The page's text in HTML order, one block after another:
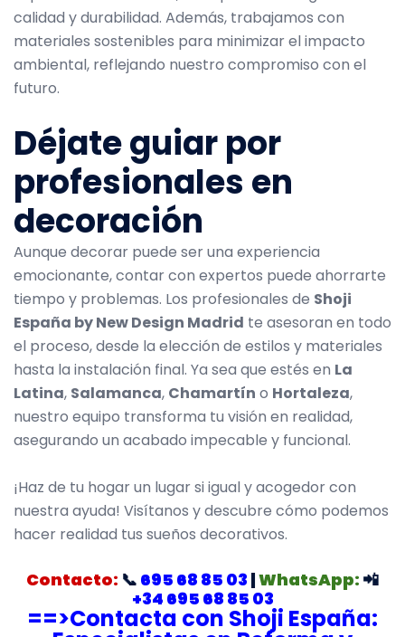
calidad y durabilidad. Además, trabajamos con
materiales sostenibles para minimizar el impacto
ambiental, reflejando nuestro compromiso con el
futuro.
Déjate guiar por
profesionales en
decoración
Aunque decorar puede ser una experiencia
emocionante, contar con expertos puede ahorrarte
tiempo y problemas. Los profesionales de Shoji
España by New Design Madrid te asesoran en todo
el proceso, desde la elección de estilos y materiales
hasta la instalación final. Ya sea que estés en La
Latina, Salamanca, Chamartín o Hortaleza,
nuestro equipo transforma tu visión en realidad,
asegurando un acabado impecable y funcional.
¡Haz de tu hogar un lugar si igual y acogedor con
nuestra ayuda! Visítanos y descubre cómo podemos
hacer realidad tus sueños decorativos.
Contacto: 📞 695 68 85 03 |WhatsApp: 📲
+34 695 68 85 03
==>Contacta con Shoji España: